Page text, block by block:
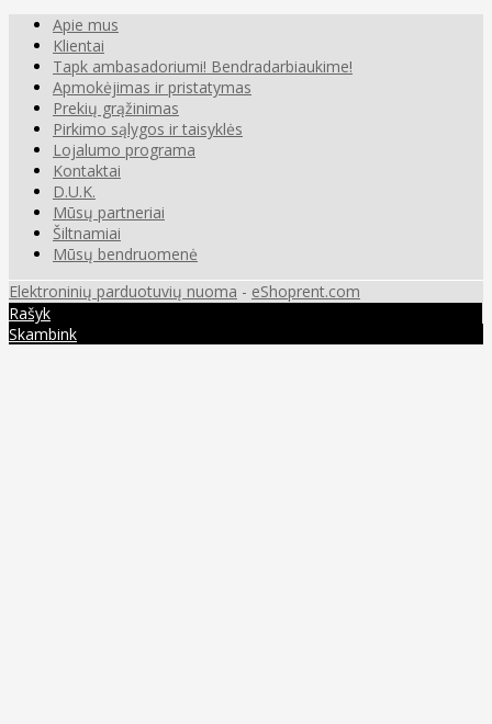
Apie mus
Klientai
Tapk ambasadoriumi! Bendradarbiaukime!
Apmokėjimas ir pristatymas
Prekių grąžinimas
Pirkimo sąlygos ir taisyklės
Lojalumo programa
Kontaktai
D.U.K.
Mūsų partneriai
Šiltnamiai
Mūsų bendruomenė
Elektroninių parduotuvių nuoma - eShoprent.com
Rašyk
Skambink